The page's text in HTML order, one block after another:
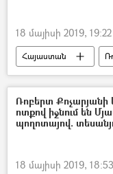
18 մայիսի 2019, 19:22
Հայաստան
Ռոբերտ Քոչարյանի
ոտքով իջնում են
պողոտայով.
18 մայիսի 2019, 18:53